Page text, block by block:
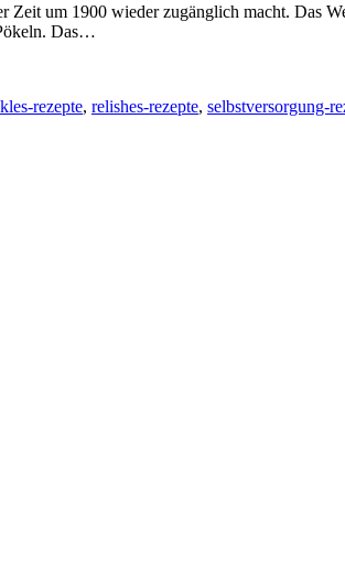
Zeit um 1900 wieder zugänglich macht. Das
Das…
rezepte, relishes-rezepte, selbstversorgung-